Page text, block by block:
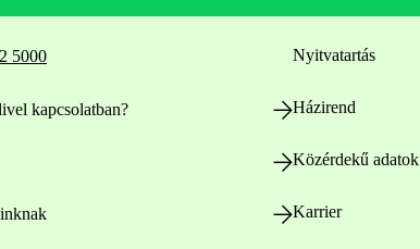
5000
kapcsolatban?
Nyitvatartás
Házirend
Közérdekű adatok
Karrier